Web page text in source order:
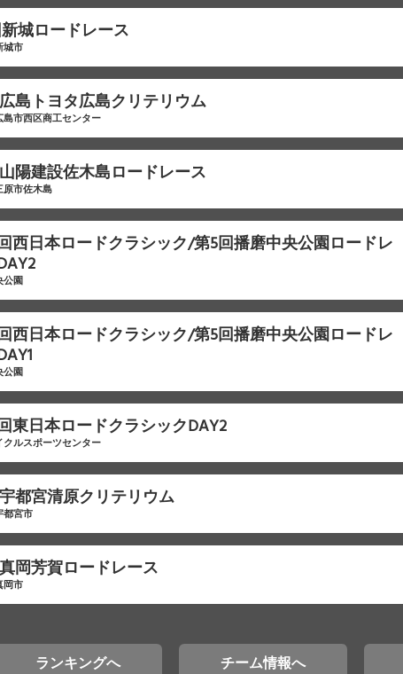
城ロードレース
城市
島トヨタ広島クリテリウム
島市西区商工センター
陽建設佐木島ロードレース
原市佐木島
西日本ロードクラシック/第5回播磨中央公園ロードレ
公園
西日本ロードクラシック/第5回播磨中央公園ロードレ
公園
東日本ロードクラシックDAY2
クルスポーツセンター
都宮清原クリテリウム
都宮市
岡芳賀ロードレース
岡市
ランキングへ チーム情報へ